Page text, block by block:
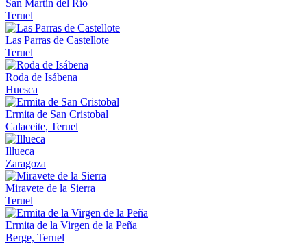
San Martín del Río
Teruel
Las Parras de Castellote
Teruel
Roda de Isábena
Huesca
Ermita de San Cristobal
Calaceite, Teruel
Illueca
Zaragoza
Miravete de la Sierra
Teruel
Ermita de la Virgen de la Peña
Berge, Teruel